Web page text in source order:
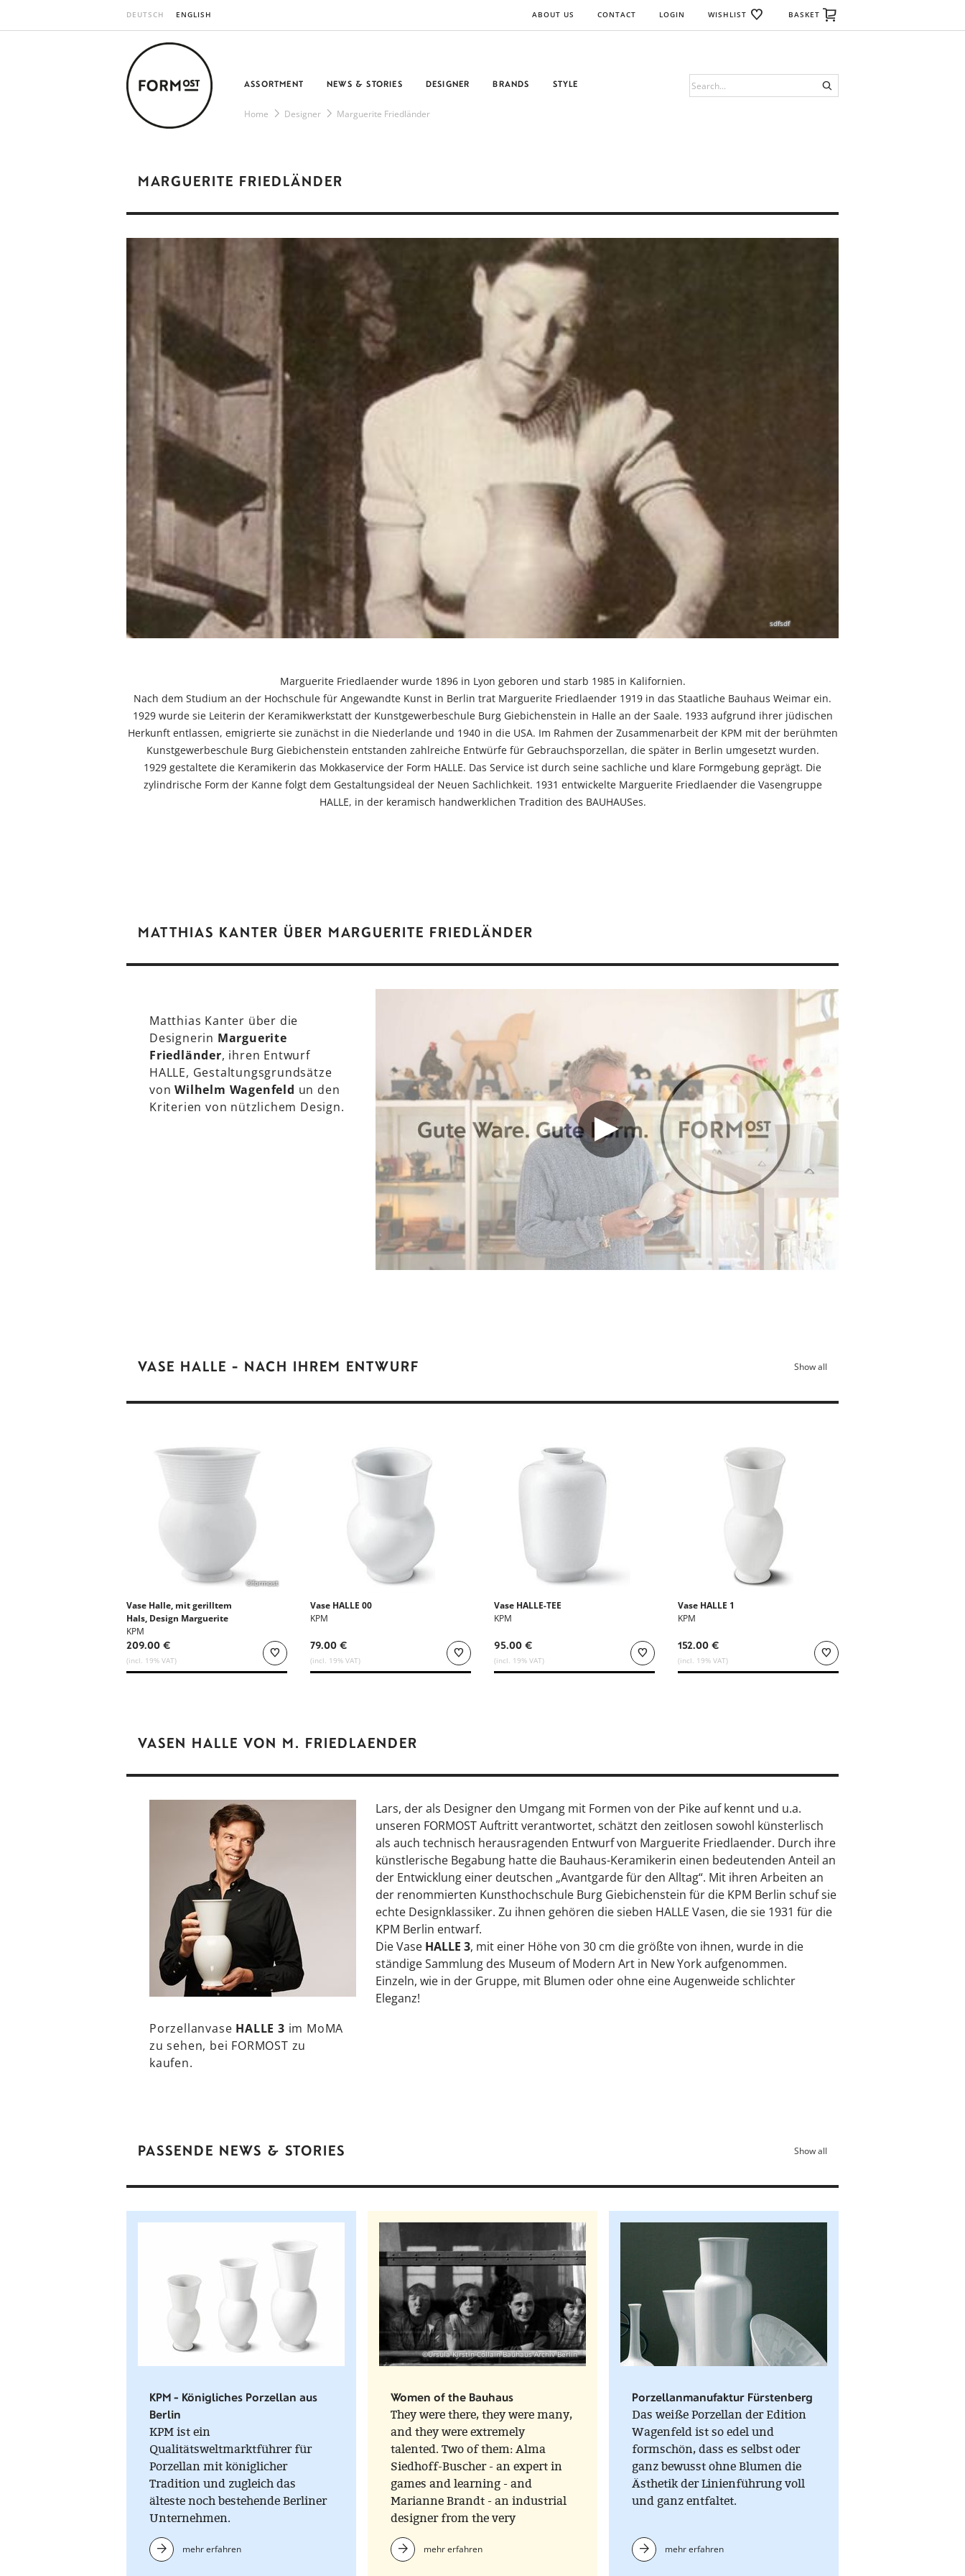
DEUTSCH ENGLISH ABOUT US CONTACT LOGIN WISHLIST BASKET
ASSORTMENT NEWS & STORIES DESIGNER BRANDS STYLE
Home Designer Marguerite Friedländer
MARGUERITE FRIEDLÄNDER
sdfsdf
Marguerite Friedlaender wurde 1896 in Lyon geboren und starb 1985 in Kalifornien.
Nach dem Studium an der Hochschule für Angewandte Kunst in Berlin trat Marguerite Friedlaender 1919 in das Staatliche Bauhaus Weimar ein.
1929 wurde sie Leiterin der Keramikwerkstatt der Kunstgewerbeschule Burg Giebichenstein in Halle an der Saale. 1933 aufgrund ihrer jüdischen
Herkunft entlassen, emigrierte sie zunächst in die Niederlande und 1940 in die USA. Im Rahmen der Zusammenarbeit der KPM mit der berühmten
Kunstgewerbeschule Burg Giebichenstein entstanden zahlreiche Entwürfe für Gebrauchsporzellan, die später in Berlin umgesetzt wurden.
1929 gestaltete die Keramikerin das Mokkaservice der Form HALLE. Das Service ist durch seine sachliche und klare Formgebung geprägt. Die
zylindrische Form der Kanne folgt dem Gestaltungsideal der Neuen Sachlichkeit. 1931 entwickelte Marguerite Friedlaender die Vasengruppe
HALLE, in der keramisch handwerklichen Tradition des BAUHAUSes.
MATTHIAS KANTER ÜBER MARGUERITE FRIEDLÄNDER
Matthias Kanter über die
Designerin Marguerite
Friedländer, ihren Entwurf
HALLE, Gestaltungsgrundsätze
vonWilhelm Wagenfeld un den
Kriterien von nützlichem Design.
VASE HALLE - NACH IHREM ENTWURF Show all
©formost
Vase Halle, mit gerilltem
Hals, Design Marguerite
Friedländer
KPM
209.00 €
(incl. 19% VAT)
Vase HALLE 00
KPM
79.00 €
(incl. 19% VAT)
Vase HALLE-TEE
KPM
95.00 €
(incl. 19% VAT)
Vase HALLE 1
KPM
152.00 €
(incl. 19% VAT)
VASEN HALLE VON M. FRIEDLAENDER
Porzellanvase HALLE 3 im MoMA
zu sehen, bei FORMOST zu
kaufen.
Lars, der als Designer den Umgang mit Formen von der Pike auf kennt und u.a.
unseren FORMOST Auftritt verantwortet, schätzt den zeitlosen sowohl künsterlisch
als auch technisch herausragenden Entwurf von Marguerite Friedlaender. Durch ihre
künstlerische Begabung hatte die Bauhaus-Keramikerin einen bedeutenden Anteil an
der Entwicklung einer deutschen „Avantgarde für den Alltag“. Mit ihren Arbeiten an
der renommierten Kunsthochschule Burg Giebichenstein für die KPM Berlin schuf sie
echte Designklassiker. Zu ihnen gehören die sieben HALLE Vasen, die sie 1931 für die
KPM Berlin entwarf.
Die Vase HALLE 3, mit einer Höhe von 30 cm die größte von ihnen, wurde in die
ständige Sammlung des Museum of Modern Art in New York aufgenommen.
Einzeln, wie in der Gruppe, mit Blumen oder ohne eine Augenweide schlichter
Eleganz!
PASSENDE NEWS & STORIES Show all
KPM - Königliches Porzellan aus
Berlin
KPM ist ein
Qualitätsweltmarktführer für
Porzellan mit königlicher
Tradition und zugleich das
älteste noch bestehende Berliner
Unternehmen.
mehr erfahren
©Ursula Kirstin-Collain Bauhaus Archiv Berlin
Women of the Bauhaus
They were there, they were many,
and they were extremely
talented. Two of them: Alma
Siedhoff-Buscher - an expert in
games and learning - and
Marianne Brandt - an industrial
designer from the very
beginning.
mehr erfahren
Porzellanmanufaktur Fürstenberg
Das weiße Porzellan der Edition
Wagenfeld ist so edel und
formschön, dass es selbst oder
ganz bewusst ohne Blumen die
Ästhetik der Linienführung voll
und ganz entfaltet.
mehr erfahren